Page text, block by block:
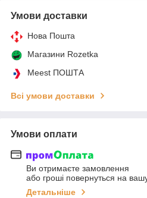
Умови доставки
Нова Пошта
Магазини Rozetka
Meest ПОШТА
Всі умови доставки
Умови оплати
Ви отримаєте замовлення
або гроші повернуться на
Детальніше